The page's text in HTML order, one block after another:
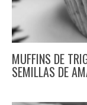
MUFFINS DE
SEMILLAS DE